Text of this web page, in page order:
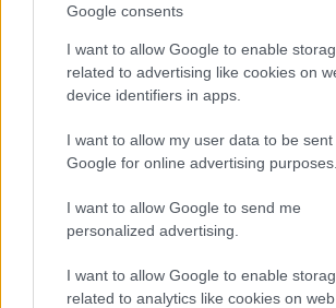
Google consents
I want to allow Google to enable
related to advertising like cookies on
device identifiers in apps.
I want to allow my user data to be sent
Google for online advertising purposes.
I want to allow Google to send me
personalized advertising.
I want to allow Google to enable
related to analytics like cookies on
Διαβάζονται αυτή τη στιγμή